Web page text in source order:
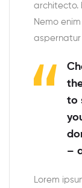
architecto.
Nemo
to
–
Lorem